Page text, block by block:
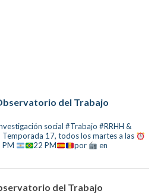
del Trabajo
social #Trabajo #RRHH &
Temporada 17, todos los martes a las
PM 22 PM por
en
del Trabajo